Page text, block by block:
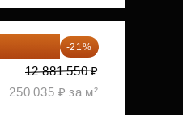
-21%
12 881 550 ₽
250 035 ₽ за м²